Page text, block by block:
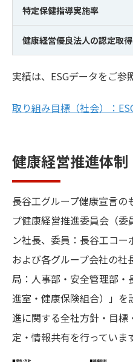
特定保健指導実施率
健康経営優良法人の認定取得
実績は、ESGデータをご参
取り組み目標（社会）：
健康経営推進体制
長谷工グループ健康宣言の
プ健康経営推進委員会（
ン社長、委員：長谷工コ
および各グループ会社の
局：人事部・安全管理部
進室・健康保険組合）」
進に関する全社方針・目
定・情報共有を行っていま